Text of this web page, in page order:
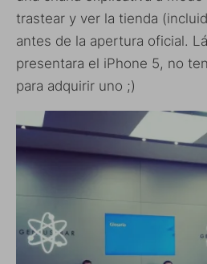
trastear y ver la tienda
antes de la apertura oficial.
presentara el iPhone 5, no
para adquirir uno ;)